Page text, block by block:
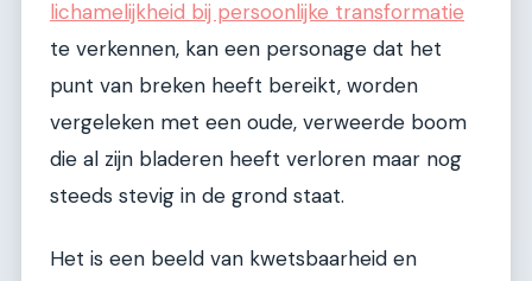
lichamelijkheid bij persoonlijke transformatie
te verkennen, kan een personage dat het
punt van breken heeft bereikt, worden
vergeleken met een oude, verweerde boom
die al zijn bladeren heeft verloren maar nog
steeds stevig in de grond staat.
Het is een beeld van kwetsbaarheid en